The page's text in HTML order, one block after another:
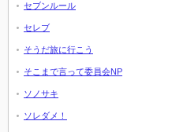
セブンルール
セレブ
そうだ旅に行こう
そこまで言って委員会NP
ソノサキ
ソレダメ！